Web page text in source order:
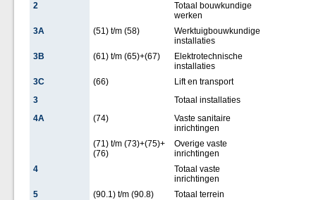
2
Totaal bouwkundige
werken
3A
(51) t/m (58)
Werktuigbouwkundige
installaties
3B
(61) t/m (65)+(67)
Elektrotechnische
installaties
3C
(66)
Lift en transport
3
Totaal installaties
4A
(74)
Vaste sanitaire
inrichtingen
(71) t/m (73)+(75)+
(76)
Overige vaste
inrichtingen
4
Totaal vaste
inrichtingen
5
(90.1) t/m (90.8)
Totaal terrein